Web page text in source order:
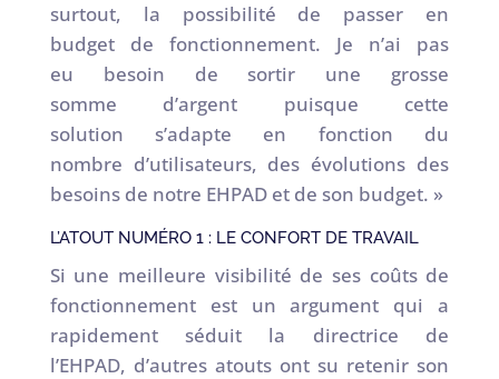
surtout, la possibilité de passer en
budget de fonctionnement. Je n’ai pas
eu besoin de sortir une grosse
somme d’argent puisque cette
solution s’adapte en fonction du
nombre d’utilisateurs, des évolutions des
besoins de notre EHPAD et de son budget. »
L’ATOUT NUMÉRO 1 : LE CONFORT DE TRAVAIL
Si une meilleure visibilité de ses coûts de
fonctionnement est un argument qui a
rapidement séduit la directrice de
l’EHPAD, d’autres atouts ont su retenir son